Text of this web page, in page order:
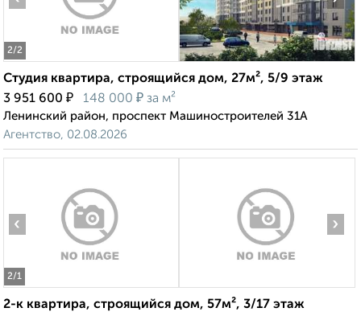
2/2
Студия квартира, строящийся дом, 27м², 5/9 этаж
3 951 600 ₽ 148 000 ₽ за м²
Ленинский район, проспект Машиностроителей 31А
Агентство, 02.08.2026
2/1
‹ ›
2-к квартира, строящийся дом, 57м², 3/17 этаж